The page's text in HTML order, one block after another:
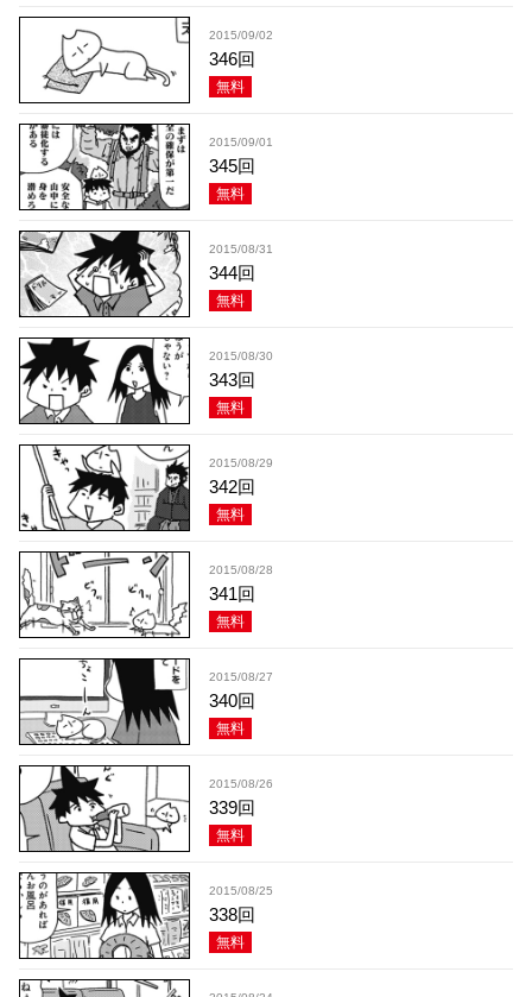
2015/09/02
346回
無料
2015/09/01
345回
無料
2015/08/31
344回
無料
2015/08/30
343回
無料
2015/08/29
342回
無料
2015/08/28
341回
無料
2015/08/27
340回
無料
2015/08/26
339回
無料
2015/08/25
338回
無料